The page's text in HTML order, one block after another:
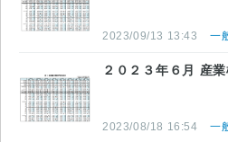
2023/09/13 13:43 一般社団法
２０２３年６月 産
2023/08/18 16:54 一般社団法